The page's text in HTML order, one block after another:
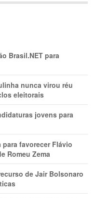
Brasil.NET para
nunca virou réu
eleitorais
jovens para
para favorecer Flávio
Romeu Zema
de Jair Bolsonaro